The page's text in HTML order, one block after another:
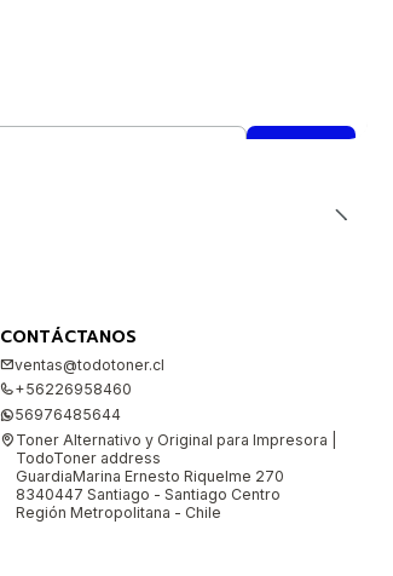
CONTÁCTANOS
ventas@todotoner.cl
+56226958460
56976485644
Toner Alternativo y Original para Impresora |
TodoToner address
GuardiaMarina Ernesto Riquelme 270
8340447 Santiago - Santiago Centro
Región Metropolitana - Chile